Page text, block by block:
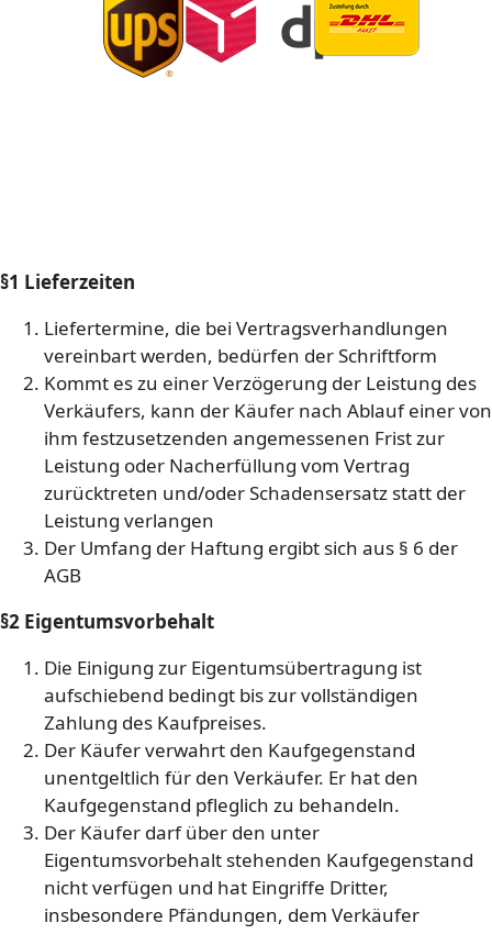
§1 Lieferzeiten
Liefertermine, die bei Vertragsverhandlungen
vereinbart werden, bedürfen der Schriftform
Kommt es zu einer Verzögerung der Leistung des
Verkäufers, kann der Käufer nach Ablauf einer von
ihm festzusetzenden angemessenen Frist zur
Leistung oder Nacherfüllung vom Vertrag
zurücktreten und/oder Schadensersatz statt der
Leistung verlangen
Der Umfang der Haftung ergibt sich aus § 6 der
AGB
§2 Eigentumsvorbehalt
Die Einigung zur Eigentumsübertragung ist
aufschiebend bedingt bis zur vollständigen
Zahlung des Kaufpreises.
Der Käufer verwahrt den Kaufgegenstand
unentgeltlich für den Verkäufer. Er hat den
Kaufgegenstand pfleglich zu behandeln.
Der Käufer darf über den unter
Eigentumsvorbehalt stehenden Kaufgegenstand
nicht verfügen und hat Eingriffe Dritter,
insbesondere Pfändungen, dem Verkäufer